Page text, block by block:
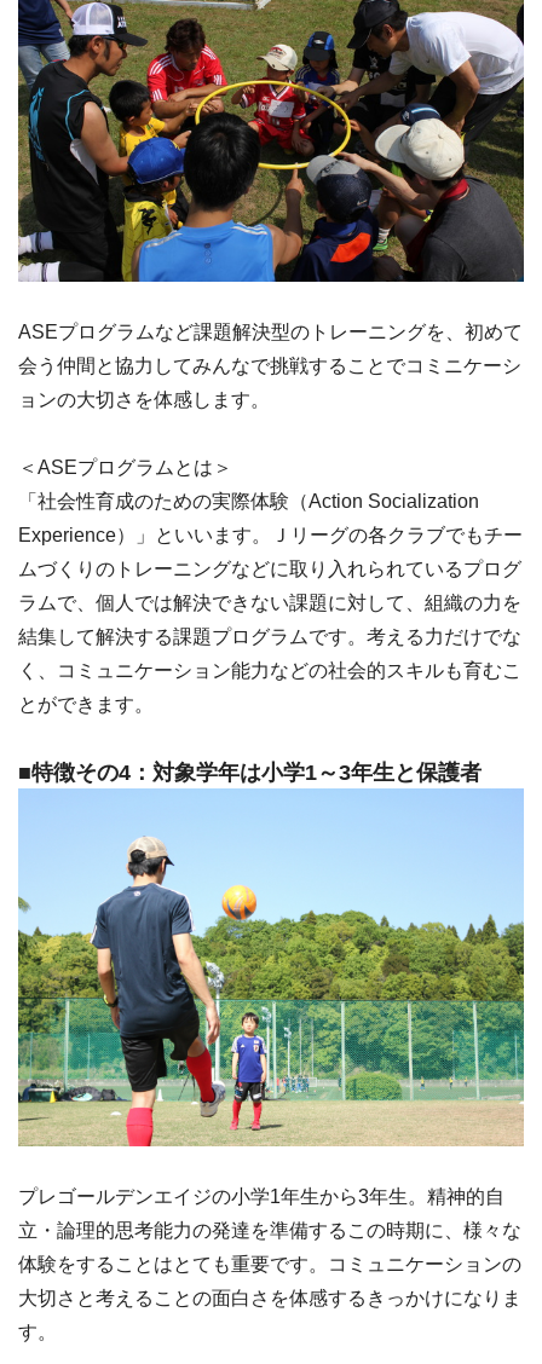
ASEプログラムなど課題解決型のトレーニングを、初めて
会う仲間と協力してみんなで挑戦することでコミニケーシ
ョンの大切さを体感します。
＜ASEプログラムとは＞
「社会性育成のための実際体験（Action Socialization
Experience）」といいます。Ｊリーグの各クラブでもチー
ムづくりのトレーニングなどに取り入れられているプログ
ラムで、個人では解決できない課題に対して、組織の力を
結集して解決する課題プログラムです。考える力だけでな
く、コミュニケーション能力などの社会的スキルも育むこ
とができます。
■特徴その4：対象学年は小学1～3年生と保護者
プレゴールデンエイジの小学1年生から3年生。精神的自
立・論理的思考能力の発達を準備するこの時期に、様々な
体験をすることはとても重要です。コミュニケーションの
大切さと考えることの面白さを体感するきっかけになりま
す。